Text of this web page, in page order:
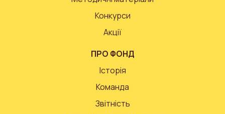
Конкурси
Акції
ПРО ФОНД
Історія
Команда
Звітність